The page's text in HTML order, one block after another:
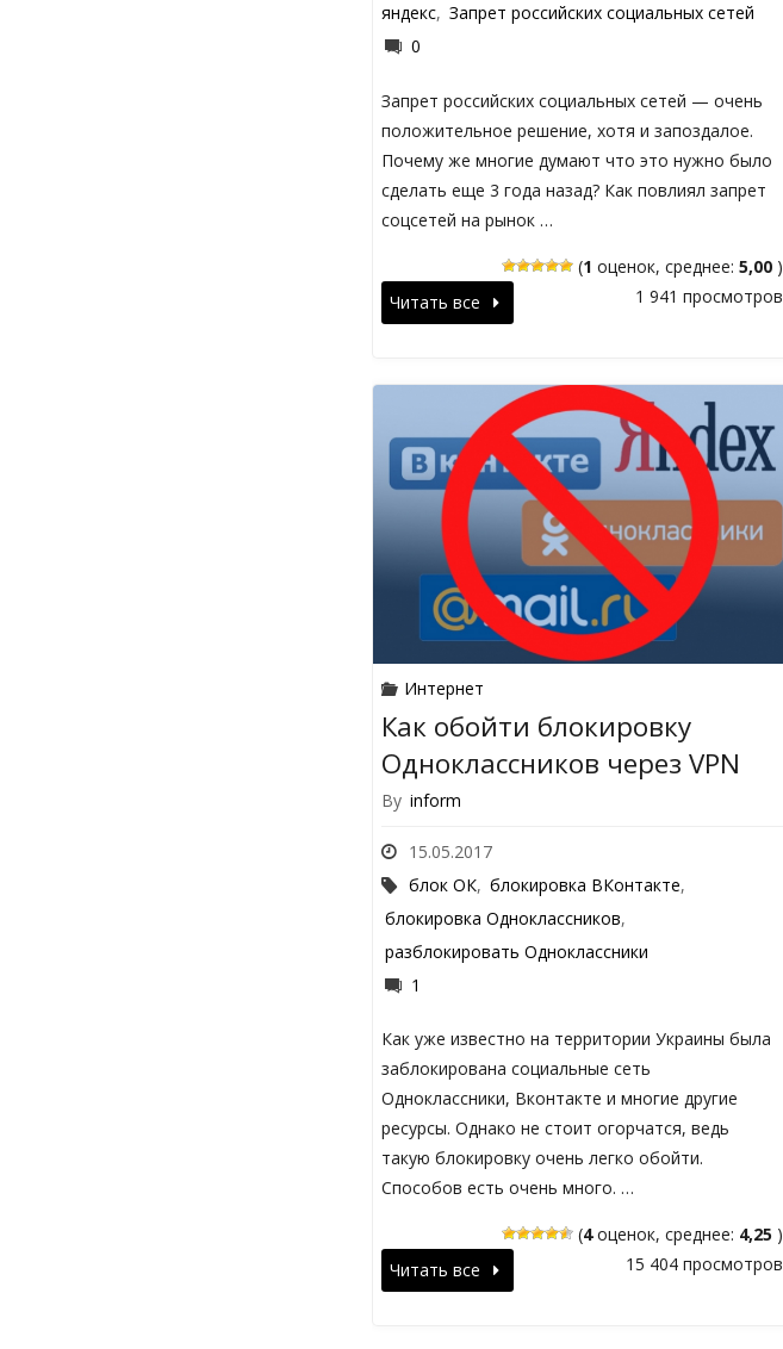
яндекс, Запрет российских социальных сетей
0
Запрет российских социальных сетей — очень
положительное решение, хотя и запоздалое.
Почему же многие думают что это нужно было
сделать еще 3 года назад? Как повлиял запрет
соцсетей на рынок …
(1 оценок, среднее: 5,00)
1 941 просмотров
Читать все
Интернет
Как обойти блокировку
Одноклассников через VPN
By inform
15.05.2017
блок ОК, блокировка ВКонтакте,
блокировка Одноклассников,
разблокировать Одноклассники
1
Как уже известно на территории Украины была
заблокирована социальные сеть
Одноклассники, Вконтакте и многие другие
ресурсы. Однако не стоит огорчатся, ведь
такую блокировку очень легко обойти.
Способов есть очень много. …
(4оценок, среднее: 4,25 )
15 404 просмотров
Читать все